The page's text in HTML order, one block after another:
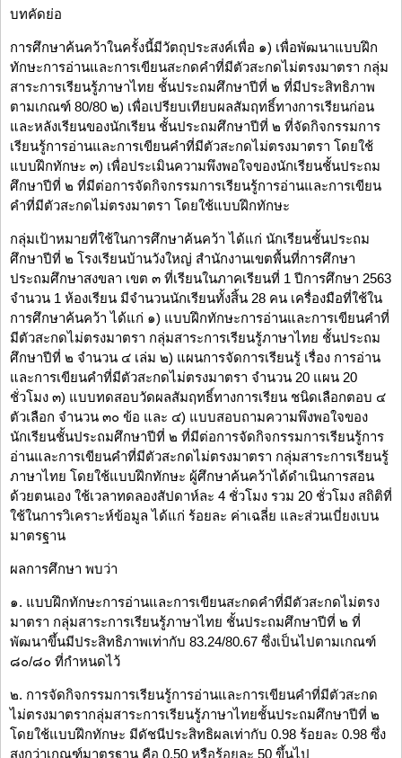
บทคัดย่อ
การศึกษาค้นคว้าในครั้งนี้มีวัตถุประสงค์เพื่อ ๑) เพื่อพัฒนาแบบฝึก
ทักษะการอ่านและการเขียนสะกดคำที่มีตัวสะกดไม่ตรงมาตรา กลุ่ม
สาระการเรียนรู้ภาษาไทย ชั้นประถมศึกษาปีที่ ๒ ที่มีประสิทธิภาพ
ตามเกณฑ์ 80/80 ๒) เพื่อเปรียบเทียบผลสัมฤทธิ์ทางการเรียนก่อน
และหลังเรียนของนักเรียน ชั้นประถมศึกษาปีที่ ๒ ที่จัดกิจกรรมการ
เรียนรู้การอ่านและการเขียนคำที่มีตัวสะกดไม่ตรงมาตรา โดยใช้
แบบฝึกทักษะ ๓) เพื่อประเมินความพึงพอใจของนักเรียนชั้นประถม
ศึกษาปีที่ ๒ ที่มีต่อการจัดกิจกรรมการเรียนรู้การอ่านและการเขียน
คำที่มีตัวสะกดไม่ตรงมาตรา โดยใช้แบบฝึกทักษะ
กลุ่มเป้าหมายที่ใช้ในการศึกษาค้นคว้า ได้แก่ นักเรียนชั้นประถม
ศึกษาปีที่ ๒ โรงเรียนบ้านวังใหญ่ สำนักงานเขตพื้นที่การศึกษา
ประถมศึกษาสงขลา เขต ๓ ที่เรียนในภาคเรียนที่ 1 ปีการศึกษา 2563
จำนวน 1 ห้องเรียน มีจำนวนนักเรียนทั้งสิ้น 28 คน เครื่องมือที่ใช้ใน
การศึกษาค้นคว้า ได้แก่ ๑) แบบฝึกทักษะการอ่านและการเขียนคำที่
มีตัวสะกดไม่ตรงมาตรา กลุ่มสาระการเรียนรู้ภาษาไทย ชั้นประถม
ศึกษาปีที่ ๒ จำนวน ๔ เล่ม ๒) แผนการจัดการเรียนรู้ เรื่อง การอ่าน
และการเขียนคำที่มีตัวสะกดไม่ตรงมาตรา จำนวน 20 แผน 20
ชั่วโมง ๓) แบบทดสอบวัดผลสัมฤทธิ์ทางการเรียน ชนิดเลือกตอบ ๔
ตัวเลือก จำนวน ๓๐ ข้อ และ ๔) แบบสอบถามความพึงพอใจของ
นักเรียนชั้นประถมศึกษาปีที่ ๒ ที่มีต่อการจัดกิจกรรมการเรียนรู้การ
อ่านและการเขียนคำที่มีตัวสะกดไม่ตรงมาตรา กลุ่มสาระการเรียนรู้
ภาษาไทย โดยใช้แบบฝึกทักษะ ผู้ศึกษาค้นคว้าได้ดำเนินการสอน
ด้วยตนเอง ใช้เวลาทดลองสัปดาห์ละ 4 ชั่วโมง รวม 20 ชั่วโมง สถิติที่
ใช้ในการวิเคราะห์ข้อมูล ได้แก่ ร้อยละ ค่าเฉลี่ย และส่วนเบี่ยงเบน
มาตรฐาน
ผลการศึกษา พบว่า
๑. แบบฝึกทักษะการอ่านและการเขียนสะกดคำที่มีตัวสะกดไม่ตรง
มาตรา กลุ่มสาระการเรียนรู้ภาษาไทย ชั้นประถมศึกษาปีที่ ๒ ที่
พัฒนาขึ้นมีประสิทธิภาพเท่ากับ 83.24/80.67 ซึ่งเป็นไปตามเกณฑ์
๘๐/๘๐ ที่กำหนดไว้
๒. การจัดกิจกรรมการเรียนรู้การอ่านและการเขียนคำที่มีตัวสะกด
ไม่ตรงมาตรากลุ่มสาระการเรียนรู้ภาษาไทยชั้นประถมศึกษาปีที่ ๒
โดยใช้แบบฝึกทักษะ มีดัชนีประสิทธิผลเท่ากับ 0.98 ร้อยละ 0.98 ซึ่ง
สูงกว่าเกณฑ์มาตรฐาน คือ 0.50 หรือร้อยละ 50 ขึ้นไป